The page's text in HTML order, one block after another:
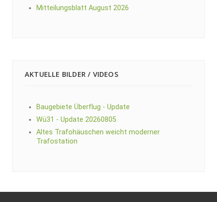
Mitteilungsblatt August 2026
AKTUELLE BILDER / VIDEOS
Baugebiete Überflug - Update
Wü31 - Update 20260805
Altes Trafohäuschen weicht moderner
Trafostation